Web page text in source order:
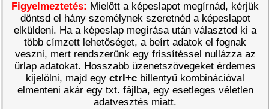
Figyelmeztetés: Mielőtt a képeslapot megírnád, kérjük
döntsd el hány személynek szeretnéd a képeslapot
elküldeni. Ha a képeslap megírása után választod ki a
több címzett lehetőséget, a beírt adatok el fognak
veszni, mert rendszerünk egy frissítéssel nullázza az
űrlap adatokat. Hosszabb üzenetszövegeket érdemes
kijelölni, majd egyctrl+c billentyű kombinációval
elmenteni akár egy txt. fájlba, egy esetleges véletlen
adatvesztés miatt.